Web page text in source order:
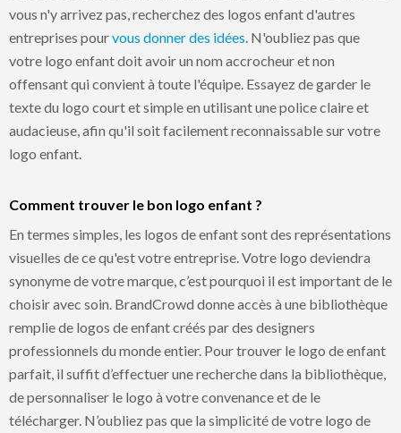
vous n'y arrivez pas, recherchez des logos enfant d'autres
entreprises pourvous donner des idées . N'oubliez pas que
votre logo enfant doit avoir un nom accrocheur et non
offensant qui convient à toute l'équipe. Essayez de garder le
texte du logo court et simple en utilisant une police claire et
audacieuse, afin qu'il soit facilement reconnaissable sur votre
logo enfant.
Comment trouver le bon logo enfant ?
En termes simples, les logos de enfant sont des représentations
visuelles de ce qu'est votre entreprise. Votre logo deviendra
synonyme de votre marque, c’est pourquoi il est important de le
choisir avec soin. BrandCrowd donne accès à une bibliothèque
remplie de logos de enfant créés par des designers
professionnels du monde entier. Pour trouver le logo de enfant
parfait, il suffit d’effectuer une recherche dans la bibliothèque,
de personnaliser le logo à votre convenance et de le
télécharger. N’oubliez pas que la simplicité de votre logo de